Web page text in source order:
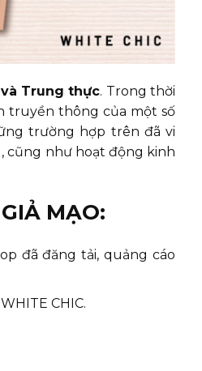
Trung thực. Trong thời
truyền thông của một số
trường hợp trên đã vi
cũng như hoạt động kinh
MẠO:
đã đăng tải, quảng cáo
CHIC.